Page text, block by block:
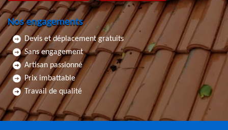
Nos engagements
Devis et déplacement gratuits
Sans engagement
Artisan passionné
Prix imbattable
Travail de qualité